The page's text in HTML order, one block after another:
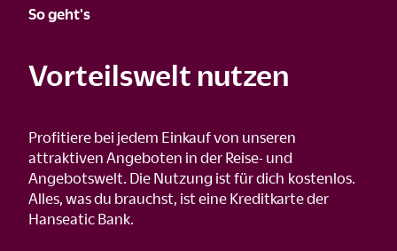
So geht's
Vorteilswelt nutzen
Profitiere bei jedem Einkauf von unseren
attraktiven Angeboten in der Reise- und
Angebotswelt. Die Nutzung ist für dich kostenlos.
Alles, was du brauchst, ist eine Kreditkarte der
Hanseatic Bank.